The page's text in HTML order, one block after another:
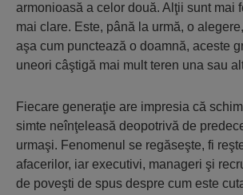
armonioasă a celor două. Alţii sunt mai
mai clare. Este, până la urmă, o
aşa cum punctează o doamnă, aceste
uneori câştigă mai mult teren una sau
Fiecare generaţie are impresia că
simte neînţeleasă deopotrivă de
urmaşi. Fenomenul se regăseşte, fi
afacerilor, iar executivi, manageri şi
de poveşti de spus despre cum este